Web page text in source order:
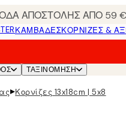
ΑΠΟΣΤΟΛΗΣ ΑΠΟ 59 €
ΚΑΜΒΆΔΕΣΚΟΡΝΊΖΕΣ &
ΤΑΞΙΝΌΜΗΣΗ
▸Κορνίζες 13x18cm | 5x8